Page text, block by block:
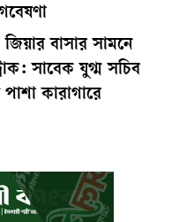
জিয়ার বাসার সামনে
সাবেক যুগ্ম সচিব
কারাগারে